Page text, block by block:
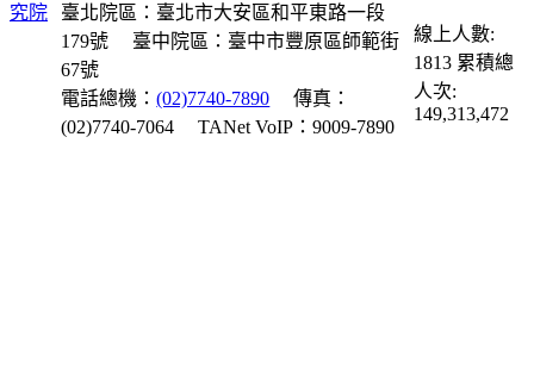
臺北院區：臺北市大安區和平東路一段
179號
臺中院區：臺中市豐原區師範街
67號
電話總機：(02)7740-7890
傳真：
(02)7740-7064
TANet VoIP：9009-7890
線上人數:
1813 累積總
人次:
149,313,472